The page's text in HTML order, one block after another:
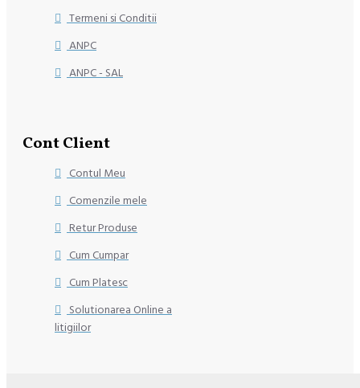
Termeni si Conditii
ANPC
ANPC - SAL
Cont Client
Contul Meu
Comenzile mele
Retur Produse
Cum Cumpar
Cum Platesc
Solutionarea Online a
litigiilor